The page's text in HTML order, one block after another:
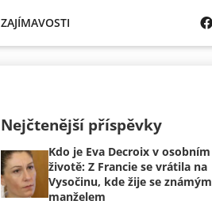
ZAJÍMAVOSTI
Nejčtenější příspěvky
Kdo je Eva Decroix v osobním
životě: Z Francie se vrátila na
Vysočinu, kde žije se známým
manželem